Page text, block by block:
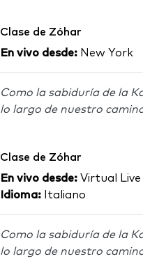
Clase de Zóhar
En vivo desde: New York
Como la sabiduría de la
lo largo de nuestro
Clase de Zóhar
En vivo desde: Virtual
Idioma: Italiano
Como la sabiduría de la
lo largo de nuestro